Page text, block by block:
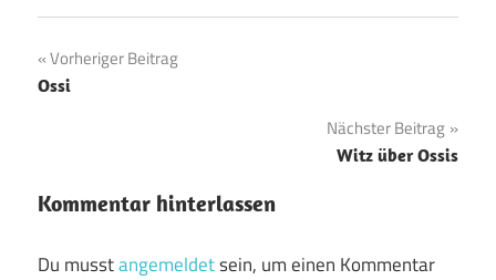
Beitragsnavigation
Vorheriger Beitrag
Ossi
Nächster Beitrag
Witz über Ossis
Kommentar hinterlassen
Du musstangemeldetsein, um einen Kommentar